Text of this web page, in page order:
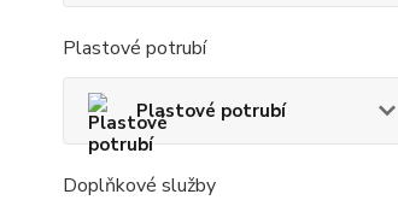
Plastové potrubí
Plastové potrubí
Doplňkové služby